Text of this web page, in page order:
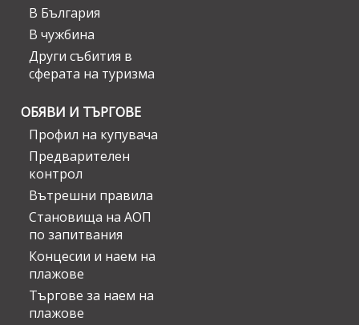
В България
В чужбина
Други събития в
сферата на туризма
ОБЯВИ И ТЪРГОВЕ
Профил на купувача
Предварителен
контрол
Вътрешни правила
Становища на АОП
по запитвания
Концесии и наем на
плажове
Търгове за наем на
плажове